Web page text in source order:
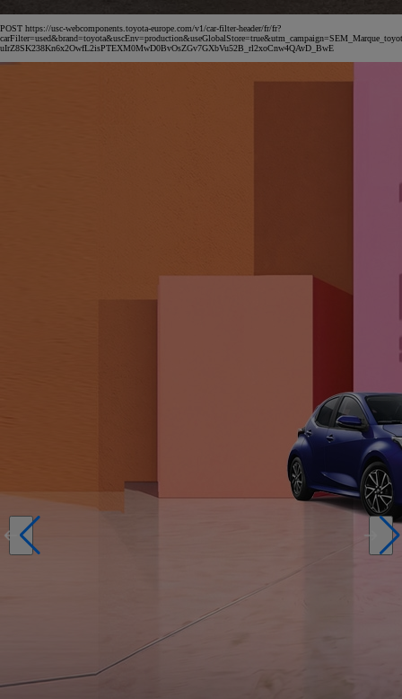
POST https://usc-webcomponents.toyota-europe.com/v1/car-filter-header/fr/fr?
uIrZ8SK238Kn6x2OwfL2isPTEXM0MwD0BvOsZGv7GXbVu52B_rl2xoCnw4QAvD_BwE